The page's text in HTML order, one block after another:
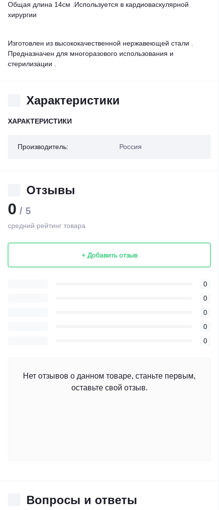
Общая длина 14см .Используется в кардиоваскулярной
хирургии
Изготовлен из высококачественной нержавеющей стали .
Предназначен для многоразового использования и
стерилизации .
Характеристики
ХАРАКТЕРИСТИКИ
Производитель: Россия
Отзывы
0 / 5
средний рейтинг товара
+ Добавить отзыв
0
0
0
0
0
Нет отзывов о данном товаре, станьте первым,
оставьте свой отзыв.
Вопросы и ответы